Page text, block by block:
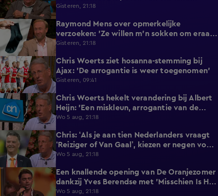
afblijft!'
Gisteren, 21:18
1:49
Raymond Mens over opmerkelijke
verzoeken: 'Ze willen m'n sokken om eraan
te ruiken'
Gisteren, 21:18
1:11
Chris Woerts ziet hosanna-stemming bij
Ajax: 'De arrogantie is weer toegenomen'
Gisteren, 09:41
2:19
Chris Woerts hekelt verandering bij Albert
Heijn: 'Een miskleun, arrogantie van de
marktleider!'
Wo 5 aug, 21:18
0:39
Chris: ‘Als je aan tien Nederlanders vraagt
‘Reiziger of Van Gaal’, kiezen er negen voor
Louis'
Wo 5 aug, 21:18
Een knallende opening van De Oranjezomer
dankzij Yves Berendse met 'Misschien Is Het
Tijd'!
Wo 5 aug, 21:18